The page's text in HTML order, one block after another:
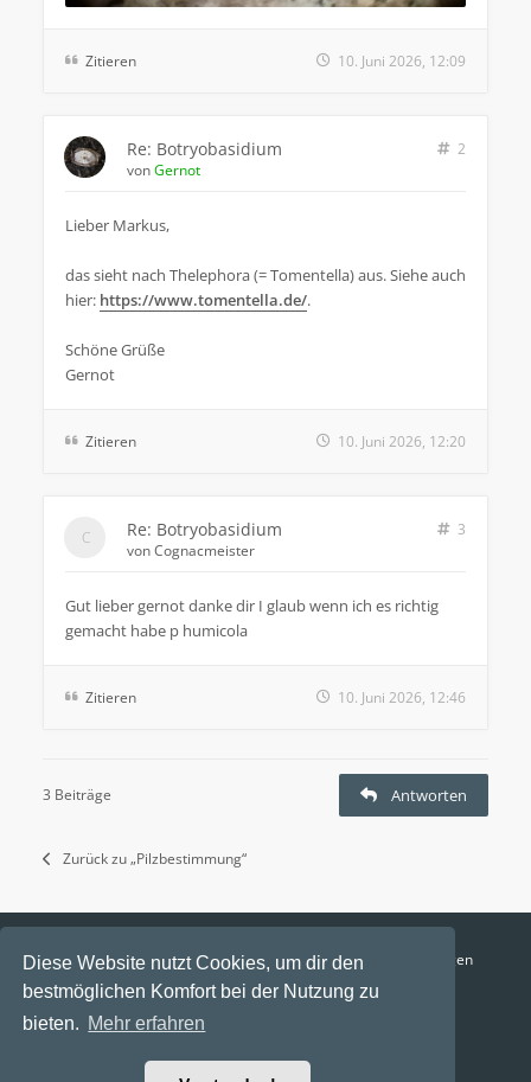
Diese Website nutzt Cookies, um dir den
bestmöglichen Komfort bei der Nutzung zu
bieten. Mehr erfahren
Zitieren 10. Juni 2026, 12:09
Re: Botryobasidium
2
vonGernot
Lieber Markus,
das sieht nach Thelephora (= Tomentella) aus. Siehe auch
hier: https://www.tomentella.de/.
Schöne Grüße
Gernot
Zitieren 10. Juni 2026, 12:20
Re: Botryobasidium
3
vonCognacmeister
Gut lieber gernot danke dir I glaub wenn ich es richtig
gemacht habe p humicola
Zitieren 10. Juni 2026, 12:46
3 Beiträge Antworten
Zurück zu „Pilzbestimmung“
Funga Austria FAQ Datenschutz
Nutzungsbedingungen
Alle Zeiten sind UTC+02:00
Aktuelle Zeit: 6. August 2026, 20:37
Powered byphpBB® Forum Software © phpBB Limited